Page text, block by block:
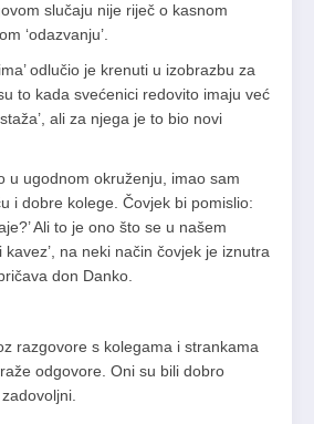
slučaju nije riječ o kasnom
‘odazvanju’.
odlučio je krenuti u izobrazbu za
to kada svećenici redovito imaju već
ali za njega je to bio novi
u ugodnom okruženju, imao sam
i dobre kolege. Čovjek bi pomislio:
Ali to je ono što se u našem
kavez’, na neki način čovjek je iznutra
don Danko.
razgovore s kolegama i strankama
odgovore. Oni su bili dobro